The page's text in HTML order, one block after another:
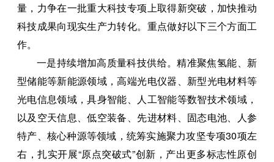
量，力争在一批重大科技专项上取得新突破，加快推动
科技成果向现实生产力转化。重点做好以下三个方面工
作。
一是持续增加高质量科技供给。精准聚焦氢能、新
型储能等新能源领域，高端光电仪器、新型光电材料等
光电信息领域，具身智能、人工智能等数智技术领域，
以及空天信息、低空装备、先进材料、固态电池、人参
特产、核心种源等领域，统筹实施聚力攻坚专项30项左
右，扎实开展“原点突破式”创新，产出更多标志性原创